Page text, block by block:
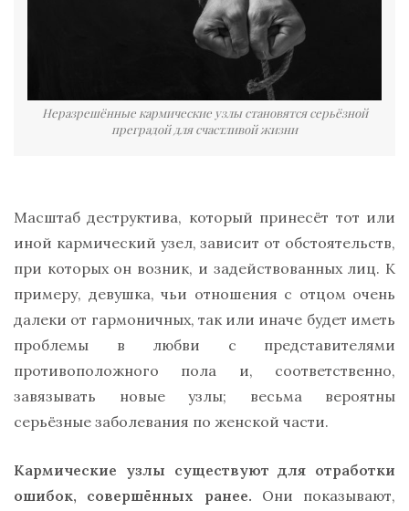
Неразрешённые кармические узлы становятся серьёзной
преградой для счастливой жизни
Масштаб деструктива, который принесёт тот или
иной кармический узел, зависит от обстоятельств,
при которых он возник, и задействованных лиц. К
примеру, девушка, чьи отношения с отцом очень
далеки от гармоничных, так или иначе будет иметь
проблемы в любви с представителями
противоположного пола и, соответственно,
завязывать новые узлы; весьма вероятны
серьёзные заболевания по женской части.
Кармические узлы существуют для отработки
ошибок, совершённых ранее. Они показывают,